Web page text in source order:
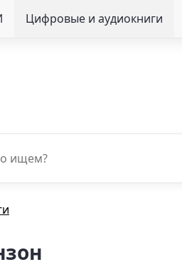
Цифровые и аудиокниги